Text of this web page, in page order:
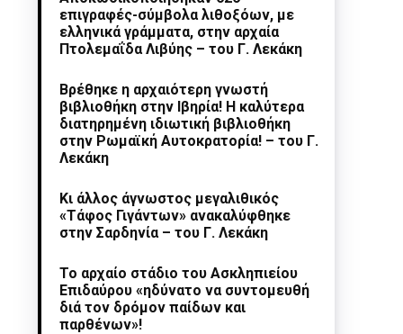
επιγραφές-σύμβολα λιθοξόων, με
ελληνικά γράμματα, στην αρχαία
Πτολεμαΐδα Λιβύης – του Γ. Λεκάκη
Βρέθηκε η αρχαιότερη γνωστή
βιβλιοθήκη στην Ιβηρία! Η καλύτερα
διατηρημένη ιδιωτική βιβλιοθήκη
στην Ρωμαϊκή Αυτοκρατορία! – του Γ.
Λεκάκη
Κι άλλος άγνωστος μεγαλιθικός
«Τάφος Γιγάντων» ανακαλύφθηκε
στην Σαρδηνία – του Γ. Λεκάκη
Το αρχαίο στάδιο του Ασκληπιείου
Επιδαύρου «ηδύνατο να συντομευθή
διά τον δρόμον παίδων και
παρθένων»!